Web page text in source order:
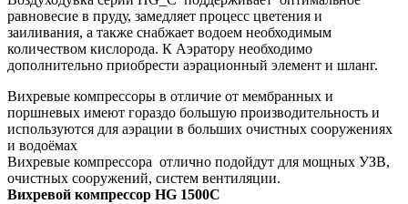
равновесие в пруду, замедляет процесс цветения и
заиливания, а также снабжает водоем необходимым
количеством кислорода. К Аэратору необходимо
дополнительно приобрести аэрационный элемент и шланг.
Вихревые компрессоры в отличие от мембранных и
поршневых имеют гораздо большую производительность и
используются для аэрации в больших очистных сооружениях
и водоёмах
Вихревые компрессора отлично подойдут для мощных УЗВ,
очистных сооружений, систем вентиляции.
Вихревой компрессор HG 1500C